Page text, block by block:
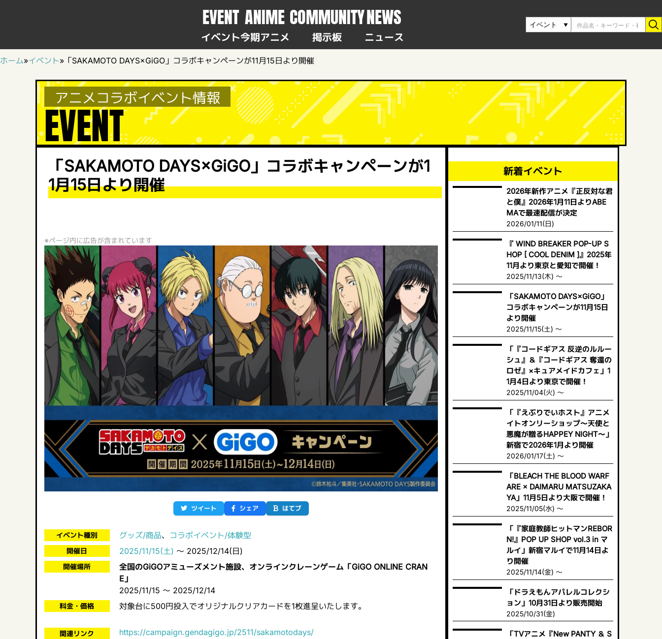
EVENT
イベント
ANIME
今期アニメ
COMMUNITY
掲示板
NEWS
ニュース
ホーム»イベント» 「SAKAMOTO DAYS×GiGO」コラボキャンペーンが11月15日より開催
アニメコラボイベント情報
EVENT
「SAKAMOTO DAYS×GiGO」コラボキャンペーンが1
1月15日より開催
※ページ内に広告が含まれています
ツイート シェア はてブ
イベント種別 グッズ/商品、 コラボイベント/体験型
開催日 2025/11/15(土) ～ 2025/12/14(日)
開催場所
全国のGiGOアミューズメント施設、オンラインクレーンゲーム「GiGO ONLINE CRAN
E」
2025/11/15 ～ 2025/12/14
料金・価格 対象台に500円投入でオリジナルクリアカードを1枚進呈いたします。
関連リンク https://campaign.gendagigo.jp/2511/sakamotodays/
新着イベント
2026年新作アニメ『正反対な君
と僕』2026年1月11日よりABE
MAで最速配信が決定
2026/01/11(日)
『 WIND BREAKER POP-UP S
HOP [ COOL DENIM ]』2025年
11月より東京と愛知で開催！
2025/11/13(木) ～
「SAKAMOTO DAYS×GiGO」
コラボキャンペーンが11月15日
より開催
2025/11/15(土) ～
「『コードギアス 反逆のルルー
シュ』＆『コードギアス 奪還の
ロゼ』×キュアメイドカフェ」1
1月4日より東京で開催！
2025/11/04(火) ～
「『えぶりでいホスト』アニメ
イトオンリーショップ〜天使と
悪魔が贈るHAPPEY NIGHT〜」
新宿で2026年1月より開催
2026/01/17(土) ～
「BLEACH THE BLOOD WARF
ARE × DAIMARU MATSUZAKA
YA」11月5日より大阪で開催！
2025/11/05(水) ～
「『家庭教師ヒットマンREBOR
N!』POP UP SHOP vol.3 in マ
ルイ」新宿マルイで11月14日よ
り開催
2025/11/14(金) ～
「ドラえもんアパレルコレクシ
ョン」10月31日より販売開始
2025/10/31(金)
「TVアニメ『New PANTY ＆ S